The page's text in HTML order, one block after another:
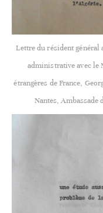
Lettre du résident
administrative avec le
étrangères de France,
Nantes, Ambassade